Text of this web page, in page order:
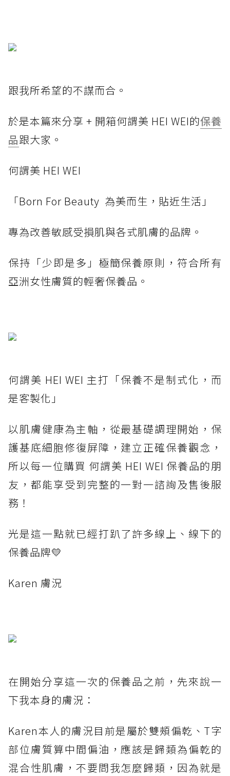
跟我所希望的不謀而合。
於是本篇來分享 + 開箱何謂美 HEI WEI的保養
品跟大家。
何謂美 HEI WEI
「Born For Beauty 為美而生，貼近生活」
專為改善敏感受損肌與各式肌膚的品牌。
保持「少即是多」極簡保養原則，符合所有
亞洲女性膚質的輕奢保養品。
何謂美 HEI WEI 主打「保養不是制式化，而
是客製化」
以肌膚健康為主軸，從最基礎調理開始，保
護基底細胞修復屏障，建立正確保養觀念，
所以每一位購買 何謂美 HEI WEI 保養品的朋
友，都能享受到完整的一對一諮詢及售後服
務！
光是這一點就已經打趴了許多線上、線下的
保養品牌💛
Karen 膚況
在開始分享這一次的保養品之前，先來說一
下我本身的膚況：
Karen本人的膚況目前是屬於雙頰偏乾、T字
部位膚質算中間偏油，應該是歸類為偏乾的
混合性肌膚，不要問我怎麼歸類，因為就是